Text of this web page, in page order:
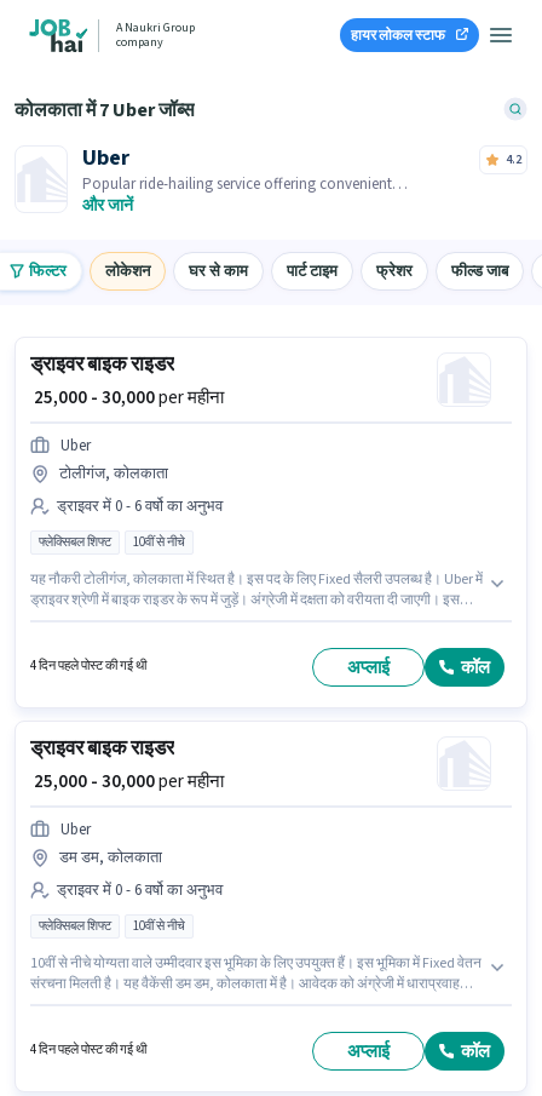
A Naukri Group
company
हायर लोकल स्टाफ
कोलकाता में 7 Uber जॉब्स
Uber
Popular ride-hailing service offering convenient
transportation options at your fingertips.
और जानें
4.2
फिल्टर लोकेशन घर से काम पार्ट टाइम फ्रेशर फील्ड जाब
ड्राइवर बाइक राइडर
₹ 25,000 - 30,000per महीना
Uber
टोलीगंज, कोलकाता
ड्राइवर में 0 - 6 वर्षो का अनुभव
फ्लेक्सिबल शिफ्ट 10वीं से नीचे
यह नौकरी टोलीगंज, कोलकाता में स्थित है। इस पद के लिए Fixed सैलरी उपलब्ध है। Uber में
ड्राइवर श्रेणी में बाइक राइडर के रूप में जुड़ें। अंग्रेजी में दक्षता को वरीयता दी जाएगी। इस
4 दिन पहले पोस्ट की गई थी अप्लाई कॉल
ड्राइवर बाइक राइडर
₹ 25,000 - 30,000per महीना
Uber
डम डम, कोलकाता
ड्राइवर में 0 - 6 वर्षो का अनुभव
फ्लेक्सिबल शिफ्ट 10वीं से नीचे
10वीं से नीचे योग्यता वाले उम्मीदवार इस भूमिका के लिए उपयुक्त हैं। इस भूमिका में Fixed वेतन
संरचना मिलती है। यह वैकेंसी डम डम, कोलकाता में है। आवेदक को अंग्रेजी में धाराप्रवाह
सप्ताह है।
4 दिन पहले पोस्ट की गई थी अप्लाई कॉल